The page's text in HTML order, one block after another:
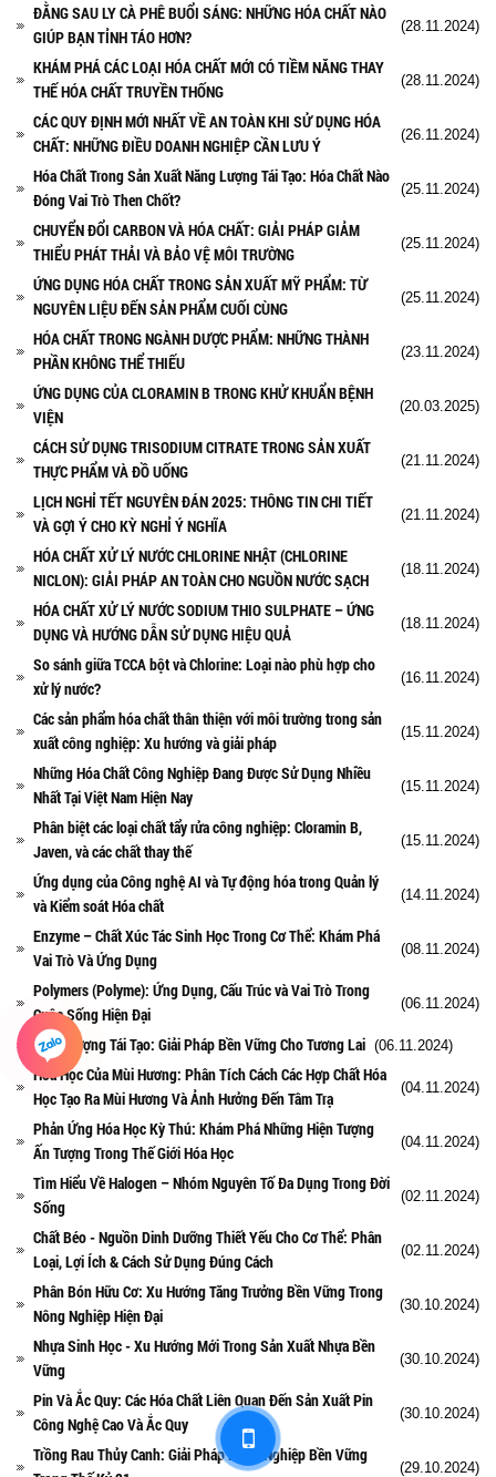
ĐẰNG SAU LY CÀ PHÊ BUỔI SÁNG: NHỮNG HÓA CHẤT NÀO
GIÚP BẠN TỈNH TÁO HƠN?
(28.11.2024)
KHÁM PHÁ CÁC LOẠI HÓA CHẤT MỚI CÓ TIỀM NĂNG THAY
THẾ HÓA CHẤT TRUYỀN THỐNG
(28.11.2024)
CÁC QUY ĐỊNH MỚI NHẤT VỀ AN TOÀN KHI SỬ DỤNG HÓA
CHẤT: NHỮNG ĐIỀU DOANH NGHIỆP CẦN LƯU Ý
(26.11.2024)
Hóa Chất Trong Sản Xuất Năng Lượng Tái Tạo: Hóa Chất Nào
Đóng Vai Trò Then Chốt?
(25.11.2024)
CHUYỂN ĐỔI CARBON VÀ HÓA CHẤT: GIẢI PHÁP GIẢM
THIỂU PHÁT THẢI VÀ BẢO VỆ MÔI TRƯỜNG
(25.11.2024)
ỨNG DỤNG HÓA CHẤT TRONG SẢN XUẤT MỸ PHẨM: TỪ
NGUYÊN LIỆU ĐẾN SẢN PHẨM CUỐI CÙNG
(25.11.2024)
HÓA CHẤT TRONG NGÀNH DƯỢC PHẨM: NHỮNG THÀNH
PHẦN KHÔNG THỂ THIẾU
(23.11.2024)
ỨNG DỤNG CỦA CLORAMIN B TRONG KHỬ KHUẨN BỆNH
VIỆN
(20.03.2025)
CÁCH SỬ DỤNG TRISODIUM CITRATE TRONG SẢN XUẤT
THỰC PHẨM VÀ ĐỒ UỐNG
(21.11.2024)
LỊCH NGHỈ TẾT NGUYÊN ĐÁN 2025: THÔNG TIN CHI TIẾT
VÀ GỢI Ý CHO KỲ NGHỈ Ý NGHĨA
(21.11.2024)
HÓA CHẤT XỬ LÝ NƯỚC CHLORINE NHẬT (CHLORINE
NICLON): GIẢI PHÁP AN TOÀN CHO NGUỒN NƯỚC SẠCH
(18.11.2024)
HÓA CHẤT XỬ LÝ NƯỚC SODIUM THIO SULPHATE – ỨNG
DỤNG VÀ HƯỚNG DẪN SỬ DỤNG HIỆU QUẢ
(18.11.2024)
So sánh giữa TCCA bột và Chlorine: Loại nào phù hợp cho
xử lý nước?
(16.11.2024)
Các sản phẩm hóa chất thân thiện với môi trường trong sản
xuất công nghiệp: Xu hướng và giải pháp
(15.11.2024)
Những Hóa Chất Công Nghiệp Đang Được Sử Dụng Nhiều
Nhất Tại Việt Nam Hiện Nay
(15.11.2024)
Phân biệt các loại chất tẩy rửa công nghiệp: Cloramin B,
Javen, và các chất thay thế
(15.11.2024)
Ứng dụng của Công nghệ AI và Tự động hóa trong Quản lý
và Kiểm soát Hóa chất
(14.11.2024)
Enzyme – Chất Xúc Tác Sinh Học Trong Cơ Thể: Khám Phá
Vai Trò Và Ứng Dụng
(08.11.2024)
Polymers (Polyme): Ứng Dụng, Cấu Trúc và Vai Trò Trong
Cuộc Sống Hiện Đại
(06.11.2024)
Năng Lượng Tái Tạo: Giải Pháp Bền Vững Cho Tương Lai (06.11.2024)
Hóa Học Của Mùi Hương: Phân Tích Cách Các Hợp Chất Hóa
Học Tạo Ra Mùi Hương Và Ảnh Hưởng Đến Tâm Trạ
(04.11.2024)
Phản Ứng Hóa Học Kỳ Thú: Khám Phá Những Hiện Tượng
Ấn Tượng Trong Thế Giới Hóa Học
(04.11.2024)
Tìm Hiểu Về Halogen – Nhóm Nguyên Tố Đa Dụng Trong Đời
Sống
(02.11.2024)
Chất Béo - Nguồn Dinh Dưỡng Thiết Yếu Cho Cơ Thể: Phân
Loại, Lợi Ích & Cách Sử Dụng Đúng Cách
(02.11.2024)
Phân Bón Hữu Cơ: Xu Hướng Tăng Trưởng Bền Vững Trong
Nông Nghiệp Hiện Đại
(30.10.2024)
Nhựa Sinh Học - Xu Hướng Mới Trong Sản Xuất Nhựa Bền
Vững
(30.10.2024)
Pin Và Ắc Quy: Các Hóa Chất Liên Quan Đến Sản Xuất Pin
Công Nghệ Cao Và Ắc Quy
(30.10.2024)
Trồng Rau Thủy Canh: Giải Pháp Nông Nghiệp Bền Vững
(29.10.2024)